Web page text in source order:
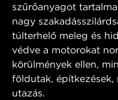
szűrőanyagot
nagy
túlterhelő meleg és
védve a motorokat
körülmények ellen,
földutak, építkezések,
utazás.